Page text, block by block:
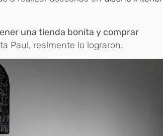
una tienda bonita y comprar
Paul, realmente lo lograron.